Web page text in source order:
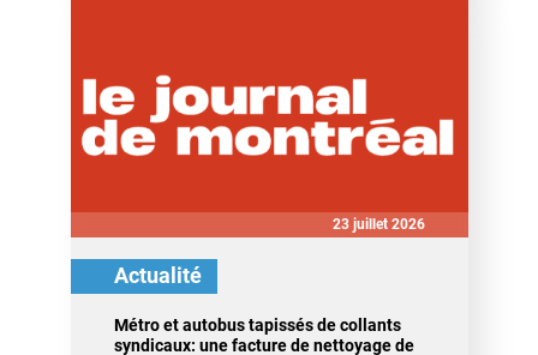
23 juillet 2026
Actualité
Métro et autobus tapissés de collants
syndicaux: une facture de nettoyage de